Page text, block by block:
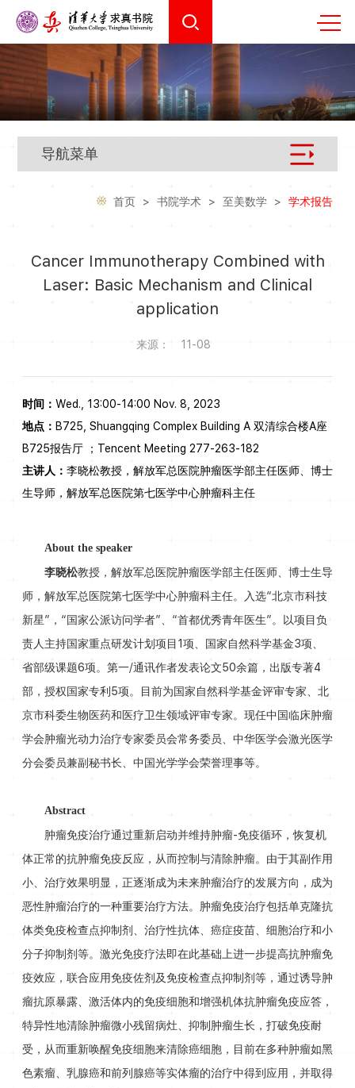
导航菜单
首页 > 书院学术 > 至美数学 > 学术报告
Cancer Immunotherapy Combined with
Laser: Basic Mechanism and Clinical
application
来源： 11-08
时间： Wed., 13:00-14:00 Nov. 8, 2023
地点： B725, Shuangqing Complex Building A 双清综合楼A座
B725报告厅 ；Tencent Meeting 277-263-182
主讲人： 李晓松教授，解放军总医院肿瘤医学部主任医师、博士
生导师，解放军总医院第七医学中心肿瘤科主任
About the speaker
李晓松教授，解放军总医院肿瘤医学部主任医师、博士生导
师，解放军总医院第七医学中心肿瘤科主任。入选“北京市科技
新星”，“国家公派访问学者”、“首都优秀青年医生”。以项目负
责人主持国家重点研发计划项目1项、国家自然科学基金3项、
省部级课题6项。第一/通讯作者发表论文50余篇，出版专著4
部，授权国家专利5项。目前为国家自然科学基金评审专家、北
京市科委生物医药和医疗卫生领域评审专家。现任中国临床肿瘤
学会肿瘤光动力治疗专家委员会常务委员、中华医学会激光医学
分会委员兼副秘书长、中国光学学会荣誉理事等。
Abstract
肿瘤免疫治疗通过重新启动并维持肿瘤-免疫循环，恢复机
体正常的抗肿瘤免疫反应，从而控制与清除肿瘤。由于其副作用
小、治疗效果明显，正逐渐成为未来肿瘤治疗的发展方向，成为
恶性肿瘤治疗的一种重要治疗方法。肿瘤免疫治疗包括单克隆抗
体类免疫检查点抑制剂、治疗性抗体、癌症疫苗、细胞治疗和小
分子抑制剂等。激光免疫疗法即在此基础上进一步提高抗肿瘤免
疫效应，联合应用免疫佐剂及免疫检查点抑制剂等，通过诱导肿
瘤抗原暴露、激活体内的免疫细胞和增强机体抗肿瘤免疫应答，
特异性地清除肿瘤微小残留病灶、抑制肿瘤生长，打破免疫耐
受，从而重新唤醒免疫细胞来清除癌细胞，目前在多种肿瘤如黑
色素瘤、乳腺癌和前列腺癌等实体瘤的治疗中得到应用，并取得